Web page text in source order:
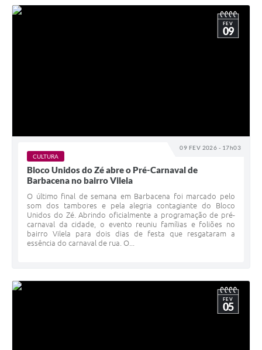
09 FEV 2026 - 17h03
FEV
09
CULTURA
Bloco Unidos do Zé abre o Pré-Carnaval de
Barbacena no bairro Vilela
O último final de semana em Barbacena foi marcado pelo
som dos tambores e pela alegria contagiante do Bloco
Unidos do Zé. Abrindo oficialmente a programação de pré-
carnaval da cidade, o evento reuniu famílias e foliões no
bairro Vilela para dois dias de festa que resgataram a
essência do carnaval de rua. O...
FEV
05